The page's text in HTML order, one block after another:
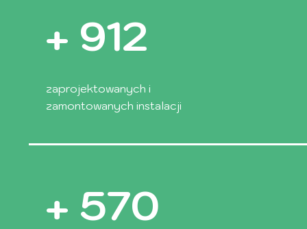
+ 1500
zaprojektowanych i
zamontowanych instalacji
+ 955